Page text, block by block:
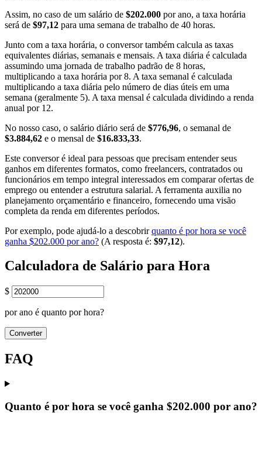
Assim, no caso de um salário de $202.000 por ano, a taxa horária
será de $97,12 para uma semana de trabalho de 40 horas.
Junto com a taxa horária, o conversor também calcula as taxas
equivalentes diárias, semanais e mensais. A taxa diária é calculada
assumindo uma jornada de trabalho padrão de 8 horas,
multiplicando a taxa horária por 8. A taxa semanal é calculada
multiplicando a taxa diária pelo número de dias úteis em uma
semana (geralmente 5). A taxa mensal é calculada dividindo a renda
anual por 12.
No nosso caso, o salário diário será de $776,96, o semanal de
$3.884,62 e o mensal de $16.833,33.
Este conversor é ideal para pessoas que precisam entender seus
ganhos em diferentes formatos, como freelancers, contratados ou
funcionários em tempo integral interessados em comparar ofertas de
emprego ou entender a estrutura salarial. A ferramenta auxilia no
planejamento orçamentário e financeiro, fornecendo uma visão
completa da renda em diferentes períodos.
Por exemplo, pode ajudá-lo a descobrirquanto é por hora se você
ganha $202.000 por ano? (A resposta é: $97,12).
Calculadora de Salário para Hora
$
por ano é quanto por hora?
Converter
FAQ
Quanto é por hora se você ganha $202.000 por ano?